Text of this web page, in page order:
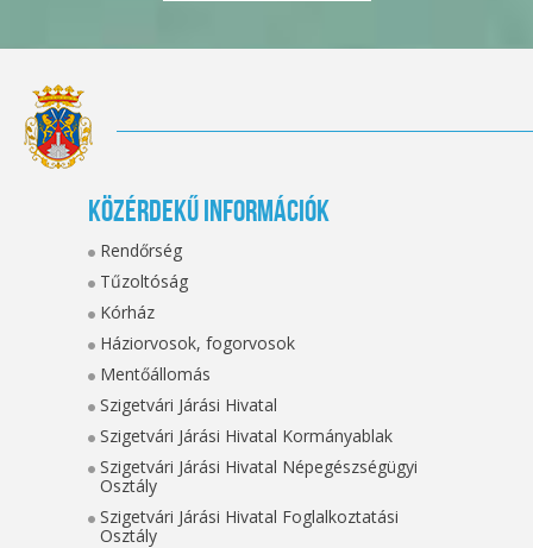
Közérdekű információk
Rendőrség
Tűzoltóság
Kórház
Háziorvosok, fogorvosok
Mentőállomás
Szigetvári Járási Hivatal
Szigetvári Járási Hivatal Kormányablak
Szigetvári Járási Hivatal Népegészségügyi
Osztály
Szigetvári Járási Hivatal Foglalkoztatási
Osztály